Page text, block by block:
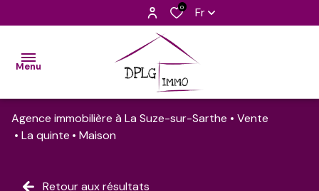
0 Fr
Menu
accueil
biens
Agence immobilière à La Suze-sur-Sarthe
Vente
La quinte
Maison
Retour aux résultats